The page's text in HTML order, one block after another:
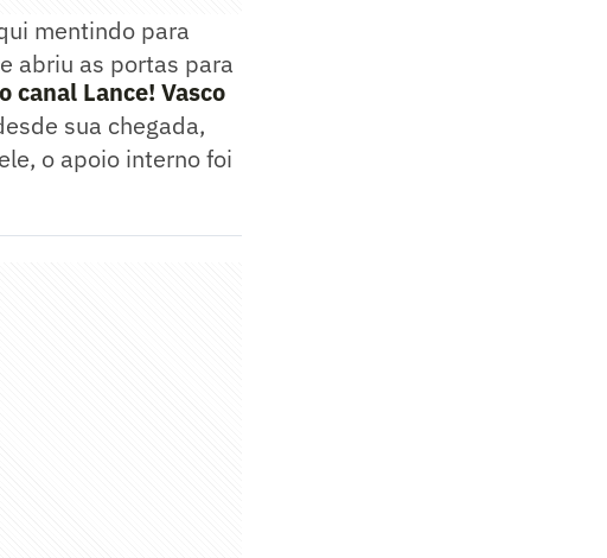
mentindo para
abriu as portas para
canal Lance! Vasco
sua chegada,
o apoio interno foi